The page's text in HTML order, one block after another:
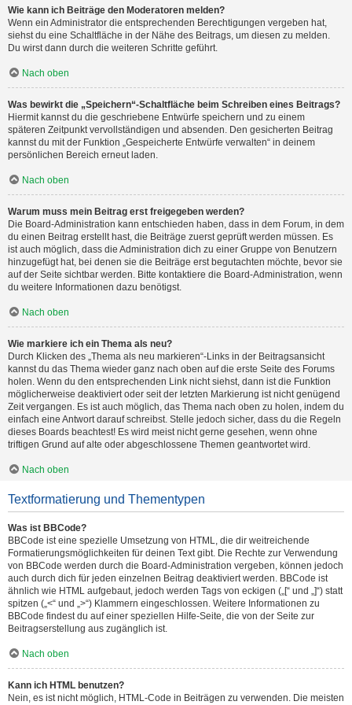
Wie kann ich Beiträge den Moderatoren melden?
Wenn ein Administrator die entsprechenden Berechtigungen vergeben hat,
siehst du eine Schaltfläche in der Nähe des Beitrags, um diesen zu melden.
Du wirst dann durch die weiteren Schritte geführt.
Nach oben
Was bewirkt die „Speichern“-Schaltfläche beim Schreiben eines Beitrags?
Hiermit kannst du die geschriebene Entwürfe speichern und zu einem
späteren Zeitpunkt vervollständigen und absenden. Den gesicherten Beitrag
kannst du mit der Funktion „Gespeicherte Entwürfe verwalten“ in deinem
persönlichen Bereich erneut laden.
Nach oben
Warum muss mein Beitrag erst freigegeben werden?
Die Board-Administration kann entschieden haben, dass in dem Forum, in dem
du einen Beitrag erstellt hast, die Beiträge zuerst geprüft werden müssen. Es
ist auch möglich, dass die Administration dich zu einer Gruppe von Benutzern
hinzugefügt hat, bei denen sie die Beiträge erst begutachten möchte, bevor sie
auf der Seite sichtbar werden. Bitte kontaktiere die Board-Administration, wenn
du weitere Informationen dazu benötigst.
Nach oben
Wie markiere ich ein Thema als neu?
Durch Klicken des „Thema als neu markieren“-Links in der Beitragsansicht
kannst du das Thema wieder ganz nach oben auf die erste Seite des Forums
holen. Wenn du den entsprechenden Link nicht siehst, dann ist die Funktion
möglicherweise deaktiviert oder seit der letzten Markierung ist nicht genügend
Zeit vergangen. Es ist auch möglich, das Thema nach oben zu holen, indem du
einfach eine Antwort darauf schreibst. Stelle jedoch sicher, dass du die Regeln
dieses Boards beachtest! Es wird meist nicht gerne gesehen, wenn ohne
triftigen Grund auf alte oder abgeschlossene Themen geantwortet wird.
Nach oben
Textformatierung und Thementypen
Was ist BBCode?
BBCode ist eine spezielle Umsetzung von HTML, die dir weitreichende
Formatierungsmöglichkeiten für deinen Text gibt. Die Rechte zur Verwendung
von BBCode werden durch die Board-Administration vergeben, können jedoch
auch durch dich für jeden einzelnen Beitrag deaktiviert werden. BBCode ist
ähnlich wie HTML aufgebaut, jedoch werden Tags von eckigen („[“ und „]“) statt
spitzen („<“ und „>“) Klammern eingeschlossen. Weitere Informationen zu
BBCode findest du auf einer speziellen Hilfe-Seite, die von der Seite zur
Beitragserstellung aus zugänglich ist.
Nach oben
Kann ich HTML benutzen?
Nein, es ist nicht möglich, HTML-Code in Beiträgen zu verwenden. Die meisten